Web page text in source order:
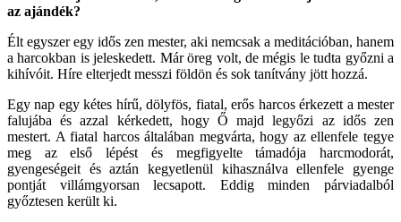
az ajándék?
Élt egyszer egy idős zen mester, aki nemcsak a meditációban, hanem
a harcokban is jeleskedett. Már öreg volt, de mégis le tudta győzni a
kihívóit. Híre elterjedt messzi földön és sok tanítvány jött hozzá.
Egy nap egy kétes hírű, dölyfös, fiatal, erős harcos érkezett a mester
falujába és azzal kérkedett, hogy Ő majd legyőzi az idős zen
mestert. A fiatal harcos általában megvárta, hogy az ellenfele tegye
meg az első lépést és megfigyelte támadója harcmodorát,
gyengeségeit és aztán kegyetlenül kihasználva ellenfele gyenge
pontját villámgyorsan lecsapott. Eddig minden párviadalból
győztesen került ki.